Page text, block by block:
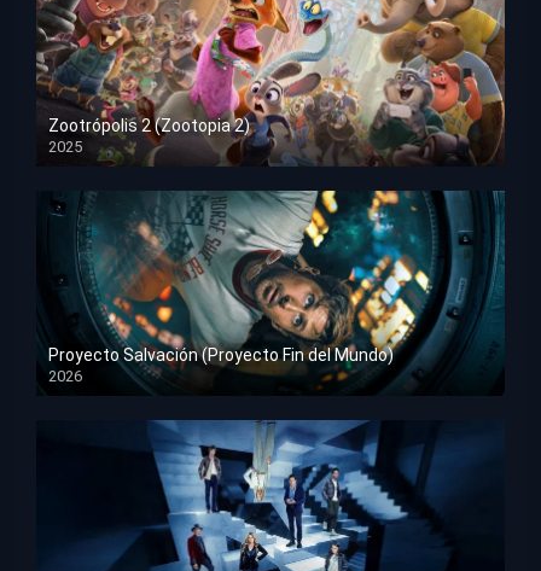
Zootrópolis 2 (Zootopia 2)
2025
HD 1080p
Proyecto Salvación (Proyecto Fin del Mundo)
2026
HD 1080p